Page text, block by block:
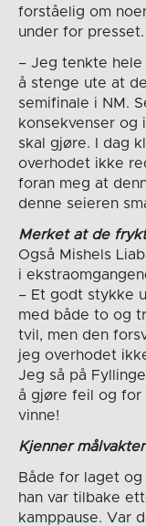
forståelig om
under for
– Jeg tenkte
å stenge ute at
semifinale i NM.
konsekvenser
skal gjøre. I dag
overhodet ikke
foran meg at
denne seieren
Merket at de
Også Mishels
i
– Et godt stykke
med både to og
tvil, men den
jeg overhodet
Jeg så på
å gjøre feil og for
vinne!
Kjenner
Både for laget
han var tilbake
kamppause. Var